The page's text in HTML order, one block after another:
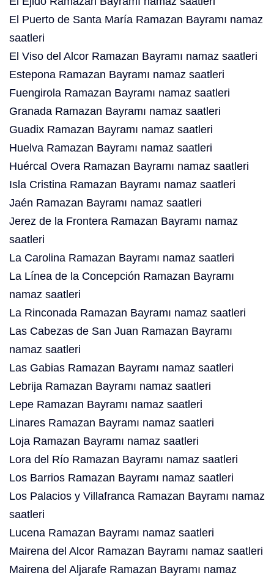
El Puerto de Santa María Ramazan Bayramı namaz
saatleri
El Viso del Alcor Ramazan Bayramı namaz saatleri
Estepona Ramazan Bayramı namaz saatleri
Fuengirola Ramazan Bayramı namaz saatleri
Granada Ramazan Bayramı namaz saatleri
Guadix Ramazan Bayramı namaz saatleri
Huelva Ramazan Bayramı namaz saatleri
Huércal Overa Ramazan Bayramı namaz saatleri
Isla Cristina Ramazan Bayramı namaz saatleri
Jaén Ramazan Bayramı namaz saatleri
Jerez de la Frontera Ramazan Bayramı namaz
saatleri
La Carolina Ramazan Bayramı namaz saatleri
La Línea de la Concepción Ramazan Bayramı
namaz saatleri
La Rinconada Ramazan Bayramı namaz saatleri
Las Cabezas de San Juan Ramazan Bayramı
namaz saatleri
Las Gabias Ramazan Bayramı namaz saatleri
Lebrija Ramazan Bayramı namaz saatleri
Lepe Ramazan Bayramı namaz saatleri
Linares Ramazan Bayramı namaz saatleri
Loja Ramazan Bayramı namaz saatleri
Lora del Río Ramazan Bayramı namaz saatleri
Los Barrios Ramazan Bayramı namaz saatleri
Los Palacios y Villafranca Ramazan Bayramı namaz
saatleri
Lucena Ramazan Bayramı namaz saatleri
Mairena del Alcor Ramazan Bayramı namaz saatleri
Mairena del Aljarafe Ramazan Bayramı namaz